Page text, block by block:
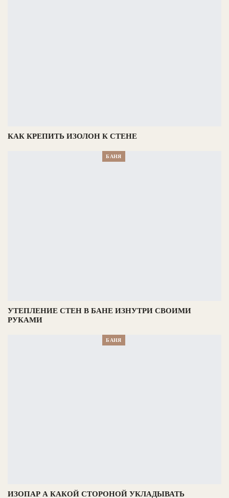
КАК КРЕПИТЬ ИЗОЛОН К СТЕНЕ
БАНЯ
УТЕПЛЕНИЕ СТЕН В БАНЕ ИЗНУТРИ СВОИМИ
РУКАМИ
БАНЯ
ИЗОПАР А КАКОЙ СТОРОНОЙ УКЛАДЫВАТЬ